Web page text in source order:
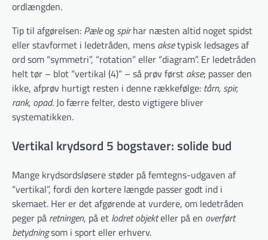
ordlængden.
Tip til afgørelsen: Pæleog spirhar næsten altid noget spidst
eller stavformet i ledetråden, mens aksetypisk ledsages af
ord som “symmetri”, “rotation” eller “diagram”. Er ledetråden
helt tør – blot “vertikal (4)” – så prøv først akse; passer den
ikke, afprøv hurtigt resten i denne rækkefølge: tårn, spir,
rank, opad. Jo færre felter, desto vigtigere bliver
systematikken.
Vertikal krydsord 5 bogstaver: solide bud
Mange krydsordsløsere støder på femtegns-udgaven af
“vertikal”, fordi den kortere længde passer godt ind i
skemaet. Her er det afgørende at vurdere, om ledetråden
peger på retningen, på et lodret objekteller på en overført
betydningsom i sport eller erhverv.